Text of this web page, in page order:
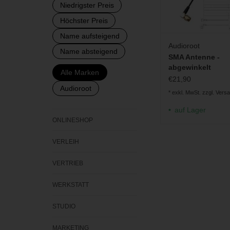
Niedrigster Preis
Höchster Preis
Name aufsteigend
Name absteigend
Alle Marken
Audioroot
ONLINESHOP
VERLEIH
VERTRIEB
WERKSTATT
STUDIO
MARKETING
Audioroot
SMA Antenne -
abgewinkelt
€21,90
* exkl. MwSt. zzgl.
auf Lager